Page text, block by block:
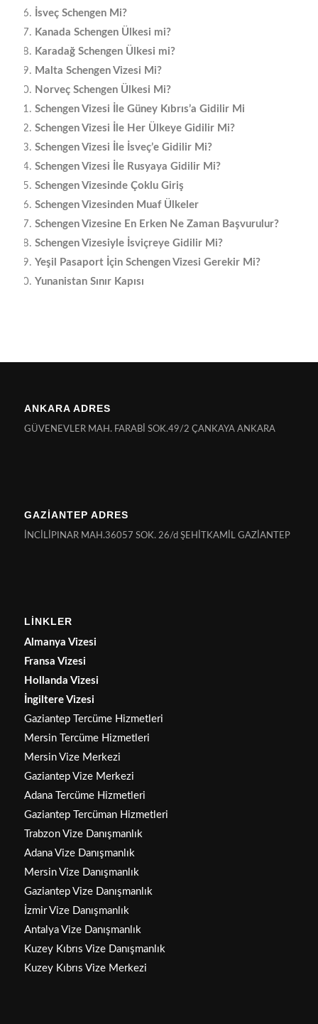
İsveç Schengen Mi?
Kanada Schengen Ülkesi mi?
Karadağ Schengen Ülkesi mi?
Malta Schengen Vizesi Mi?
Norveç Schengen Ülkesi Mi?
Schengen Vizesi İle Güney Kıbrıs’a Gidilir Mi
Schengen Vizesi İle Her Ülkeye Gidilir Mi?
Schengen Vizesi İle İsveç’e Gidilir Mi?
Schengen Vizesi İle Rusyaya Gidilir Mi?
Schengen Vizesinde Çoklu Giriş
Schengen Vizesinden Muaf Ülkeler
Schengen Vizesine En Erken Ne Zaman Başvurulur?
Schengen Vizesiyle İsviçreye Gidilir Mi?
Yeşil Pasaport İçin Schengen Vizesi Gerekir Mi?
Yunanistan Sınır Kapısı
ANKARA ADRES
GÜVENEVLER MAH. FARABİ SOK.49/2 ÇANKAYA ANKARA
GAZİANTEP ADRES
İNCİLİPINAR MAH.36057 SOK. 26/d ŞEHİTKAMİL GAZİANTEP
LİNKLER
Almanya Vizesi
Fransa Vizesi
Hollanda Vizesi
İngiltere Vizesi
Gaziantep Tercüme Hizmetleri
Mersin Tercüme Hizmetleri
Mersin Vize Merkezi
Gaziantep Vize Merkezi
Adana Tercüme Hizmetleri
Gaziantep Tercüman Hizmetleri
Trabzon Vize Danışmanlık
Adana Vize Danışmanlık
Mersin Vize Danışmanlık
Gaziantep Vize Danışmanlık
İzmir Vize Danışmanlık
Antalya Vize Danışmanlık
Kuzey Kıbrıs Vize Danışmanlık
Kuzey Kıbrıs Vize Merkezi